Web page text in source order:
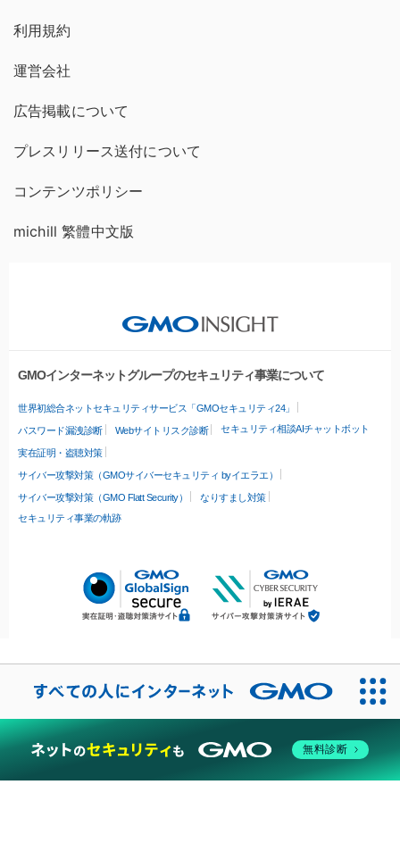
利用規約
運営会社
広告掲載について
プレスリリース送付について
コンテンツポリシー
michill 繁體中文版
GMOインターネットグループのセキュリティ事業について
世界初総合ネットセキュリティサービス「GMOセキュリティ24」
パスワード漏洩診断 Webサイトリスク診断 セキュリティ相談AIチャットボット
実在証明・盗聴対策
サイバー攻撃対策（GMOサイバーセキュリティ byイエラエ）
サイバー攻撃対策（GMO Flatt Security）
なりすまし対策
セキュリティ事業の軌跡
無料診断